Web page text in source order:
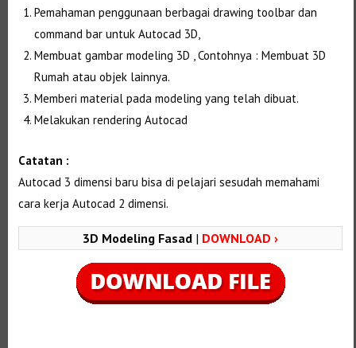
Pemahaman penggunaan berbagai drawing toolbar dan
command bar untuk Autocad 3D,
Membuat gambar modeling 3D , Contohnya : Membuat 3D
Rumah atau objek lainnya.
Memberi material pada modeling yang telah dibuat.
Melakukan rendering Autocad
Catatan :
Autocad 3 dimensi baru bisa di pelajari sesudah memahami
cara kerja Autocad 2 dimensi.
3D Modeling Fasad | DOWNLOAD ›